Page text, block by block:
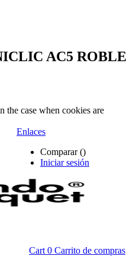
AC5 ROBLE
case when cookies are
Enlaces
Comparar ()
Iniciar sesión
Cart 0 Carrito de compras